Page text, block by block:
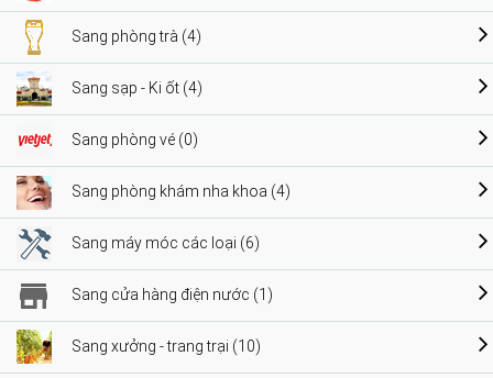
Sang phòng trà (4)
Sang sạp - Ki ốt (4)
Sang phòng vé (0)
Sang phòng khám nha khoa (4)
Sang máy móc các loại (6)
Sang cửa hàng điện nước (1)
Sang xưởng - trang trại (10)